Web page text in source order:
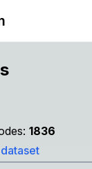
1836